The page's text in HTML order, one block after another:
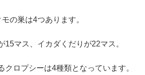
の巣は4つあります。
15マス、イカダくだりが22マス。
クロプシーは4種類となっています。